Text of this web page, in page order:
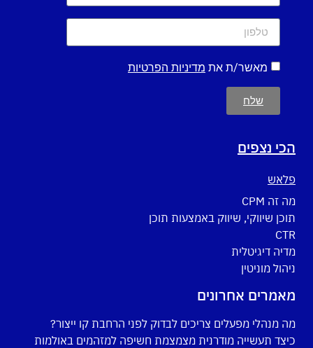
מאשר/ת את מדיניות הפרטיות
שלח
הכי נצפים
פלאש
מה זה CPM
תוכן שיווקי, שיווק באמצעות תוכן
CTR
מדיה דיגיטלית
ניהול מוניטין
מאמרים אחרונים
מה מנהלי מפעלים צריכים לבדוק לפני הרחבת קו ייצור?
כיצד תעשייה מודרנית מצמצמת חשיפה למזהמים באולמות